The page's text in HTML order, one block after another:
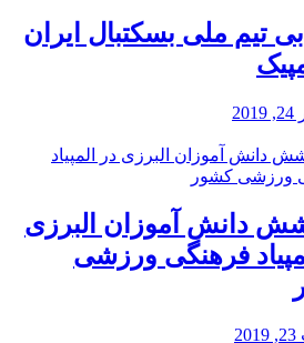
تیم ملی بسکتبال ایران
دانش آموزان البرزی
فرهنگی ورزشی